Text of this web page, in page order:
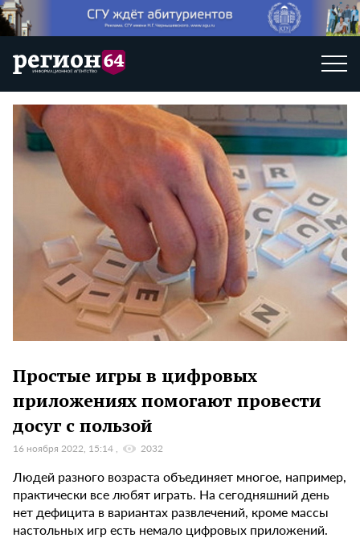
Простые игры в цифровых
приложениях помогают провести
досуг с пользой
16 ноября 2022, 15:14 2032
Людей разного возраста объединяет многое, например,
практически все любят играть. На сегодняшний день
нет дефицита в вариантах развлечений, кроме массы
настольных игр есть немало цифровых приложений.